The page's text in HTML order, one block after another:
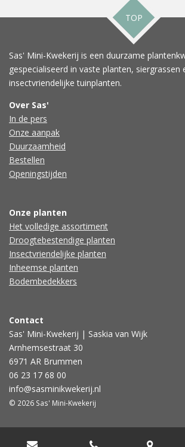
TOP
Sas' Mini-Kwekerij is een duurzame
gespecialiseerd in vaste planten, siergrassen
insectvriendelijke tuinplanten.
Over Sas'
In de pers
Onze aanpak
Duurzaamheid
Bestellen
Openingstijden
Onze planten
Het volledige assortiment
Droogtebestendige planten
Insectvriendelijke planten
Inheemse planten
Bodembedekkers
Contact
Sas' Mini-Kwekerij | Saskia van Wijk
Arnhemsestraat 30
6971 AR Brummen
06 23 17 68 00
info@sasminikwekerij.nl
© 2026 Sas' Mini-Kwekerij